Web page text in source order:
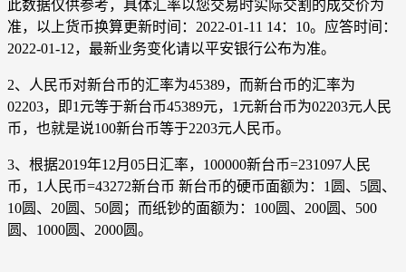
此数据仅供参考，具体汇率以您交易时实际交割的成交价为
准，以上货币换算更新时间：2022-01-11 14：10。应答时间：
2022-01-12，最新业务变化请以平安银行公布为准。
2、人民币对新台币的汇率为45389，而新台币的汇率为
02203，即1元等于新台币45389元，1元新台币为02203元人民
币，也就是说100新台币等于2203元人民币。
3、根据2019年12月05日汇率，100000新台币=231097人民
币，1人民币=43272新台币 新台币的硬币面额为：1圆、5圆、
10圆、20圆、50圆；而纸钞的面额为：100圆、200圆、500
圆、1000圆、2000圆。